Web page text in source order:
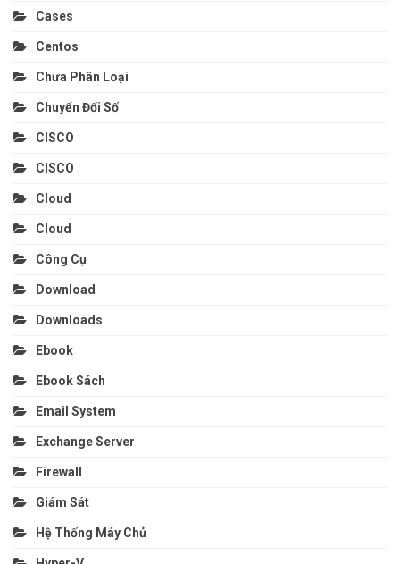
Cases
Centos
Chưa Phân Loại
Chuyển Đổi Số
CISCO
CISCO
Cloud
Cloud
Công Cụ
Download
Downloads
Ebook
Ebook Sách
Email System
Exchange Server
Firewall
Giám Sát
Hệ Thống Máy Chủ